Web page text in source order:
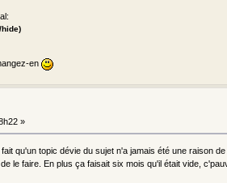
en
»
qu'un topic dévie du sujet n'a jamais été une raison
le faire. En plus ça faisait six mois qu'il était vide,